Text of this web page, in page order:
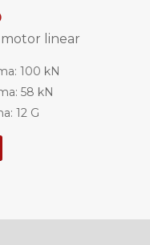
linear
100 kN
58 kN
12 G